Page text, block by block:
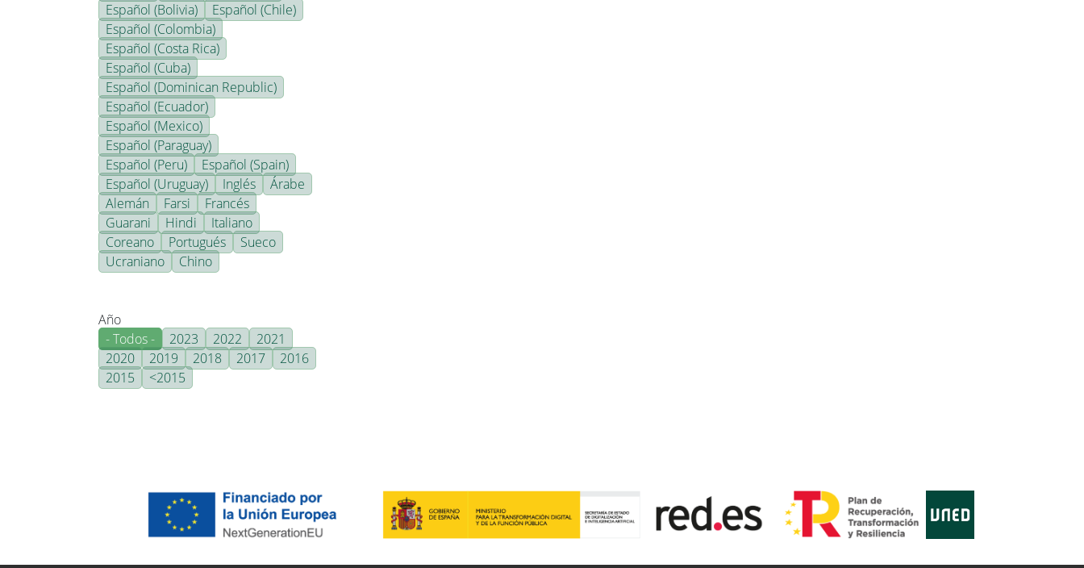
Español (Bolivia)
Español (Chile)
Español (Colombia)
Español (Costa Rica)
Español (Cuba)
Español (Dominican Republic)
Español (Ecuador)
Español (Mexico)
Español (Paraguay)
Español (Peru)
Español (Spain)
Español (Uruguay)
Inglés
Árabe
Alemán
Farsi
Francés
Guarani
Hindi
Italiano
Coreano
Portugués
Sueco
Ucraniano
Chino
Año
- Todos -
2023 2022
2021
2020
2019 2018 2017
2016
2015
<2015